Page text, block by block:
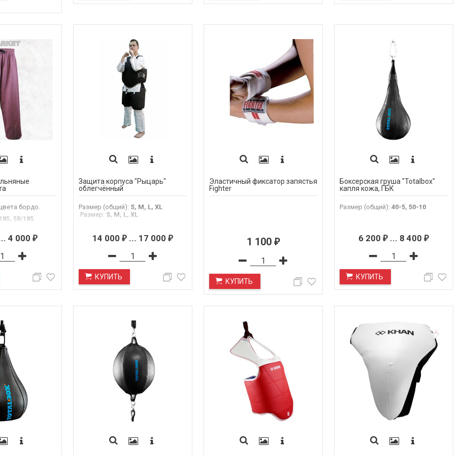
бордо.
58/185
4 000 ₽
Защита корпуса "Рыцарь"
облегчённый
Размер (общий): S, M, L, XL
.Размер: S, M, L, XL
14 000 ₽... 17 000 ₽
КУПИТЬ
Эластичный фиксатор запястья
Fighter
1 100 ₽
КУПИТЬ
Боксерская груша "Totalbox"
капля кожа, ГБК
Размер (общий): 40-5, 50-10
6 200 ₽... 8 400 ₽
КУПИТЬ